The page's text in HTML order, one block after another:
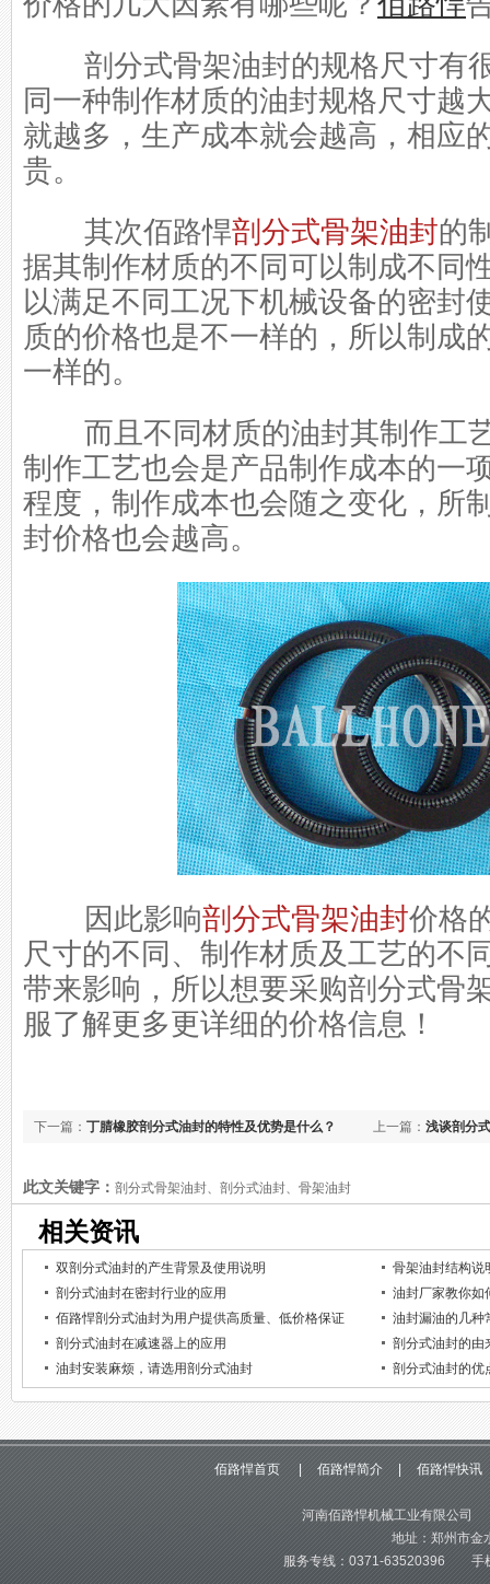
剖分式骨架油封的规格尺寸有
同一种制作材质的油封规格尺寸越
就越多，生产成本就会越高，相应
贵。
其次佰路悍剖分式骨架油封的
据其制作材质的不同可以制成不同
以满足不同工况下机械设备的密封
质的价格也是不一样的，所以制成
一样的。
而且不同材质的油封其制作工
制作工艺也会是产品制作成本的一
程度，制作成本也会随之变化，所
封价格也会越高。
因此影响剖分式骨架油封价格
尺寸的不同、制作材质及工艺的不
带来影响，所以想要采购剖分式骨
服了解更多更详细的价格信息！
上一篇： 浅谈剖分
下一篇： 丁腈橡胶剖分式油封的特性及优势是什么？
此文关键字： 剖分式骨架油封、剖分式油封、骨架油封
相关资讯
双剖分式油封的产生背景及使用说明
骨架油封结构说
剖分式油封在密封行业的应用
油封厂家教你如
佰路悍剖分式油封为用户提供高质量、低价格保证
油封漏油的几种
剖分式油封在减速器上的应用
剖分式油封的由
油封安装麻烦，请选用剖分式油封
剖分式油封的优
佰路悍首页 佰路悍简介 佰路悍快讯
河南佰路悍机械工业有限公
地址：郑州市
服务专线：0371-63520396 手